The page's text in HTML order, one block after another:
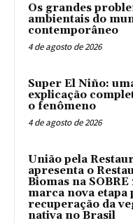
Os grandes
ambientais do
contemporâneo
4 de agosto de 2026
Super El Niño:
explicação
o fenômeno
4 de agosto de 2026
União pela
apresenta o
Biomas na SOBRE
marca nova etapa
recuperação da
nativa no Brasil